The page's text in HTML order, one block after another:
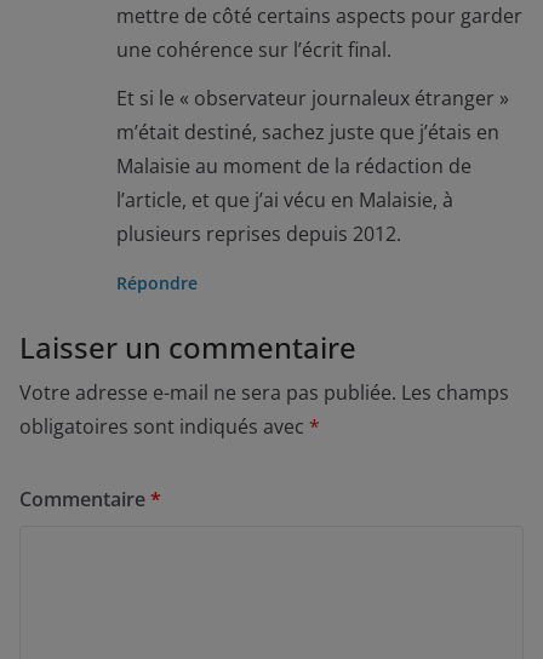
mettre de côté certains aspects pour garder
une cohérence sur l’écrit final.
Et si le « observateur journaleux étranger »
m’était destiné, sachez juste que j’étais en
Malaisie au moment de la rédaction de
l’article, et que j’ai vécu en Malaisie, à
plusieurs reprises depuis 2012.
Répondre
Laisser un commentaire
Votre adresse e-mail ne sera pas publiée. Les champs
obligatoires sont indiqués avec *
Commentaire*